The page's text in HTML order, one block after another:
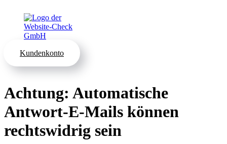
Kundenkonto
Achtung: Automatische
Antwort-E-Mails können
rechtswidrig sein